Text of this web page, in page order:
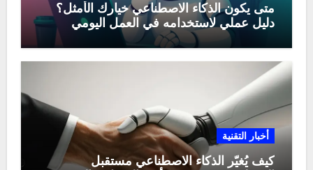
متى يكون الذكاء الاصطناعي خيارك الأمثل؟
دليل عملي لاستخدامه في العمل اليومي
أخبار التقنية
كيف يُغيّر الذكاء الاصطناعي مستقبل